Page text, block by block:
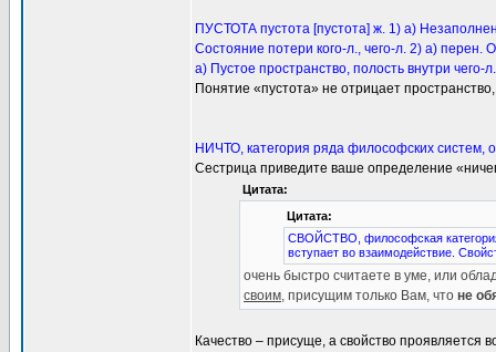
ПУСТОТА пустота [пустота] ж. 1) а)
Состояние потери кого-л., чего-л. 2) а) перен.
а) Пустое пространство, полость внутри
Понятие «пустота» не отрицает пространство,
НИЧТО, категория ряда философских систем,
Сестрица приведите ваше определение
Цитата:
Цитата:
СВОЙСТВО, философская
вступает во взаимодействие.
очень быстро считаете в уме, или
своим, присущим только Вам, что не
Качество – присуще, а свойство проявляется